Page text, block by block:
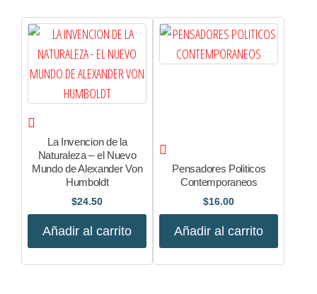
La Invencion de la
Naturaleza – el Nuevo
Mundo de Alexander Von
Humboldt
$24.50
Añadir al carrito
Pensadores Politicos
Contemporaneos
$16.00
Añadir al carrito